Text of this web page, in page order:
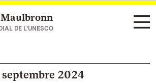
DE L’UNESCO
2024